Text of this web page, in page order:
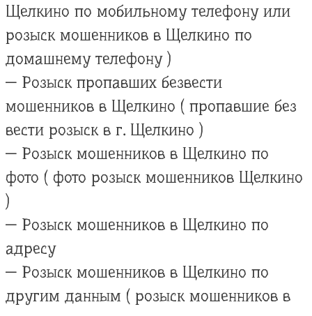
Щелкино по мобильному телефону или
розыск мошенников в Щелкино по
домашнему телефону )
— Розыск пропавших безвести
мошенников в Щелкино ( пропавшие без
вести розыск в г. Щелкино )
— Розыск мошенников в Щелкино по
фото ( фото розыск мошенников Щелкино
)
— Розыск мошенников в Щелкино по
адресу
— Розыск мошенников в Щелкино по
другим данным ( розыск мошенников в